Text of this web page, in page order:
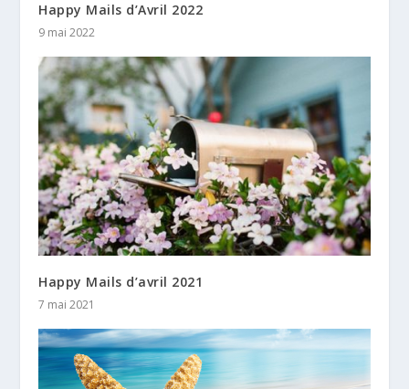
Happy Mails d’Avril 2022
9 mai 2022
Happy Mails d’avril 2021
7 mai 2021